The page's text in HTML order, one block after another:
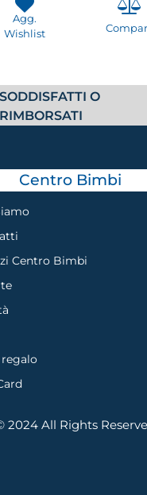
Agg.
Wishlist
SODDISFATTI O
RIMBORSATI
Centro Bimbi
Centro Bimbi
All Rights